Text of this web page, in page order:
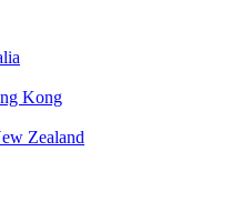
Kong
Zealand